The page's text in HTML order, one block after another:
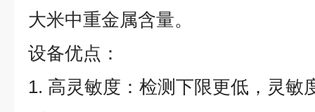
大米中重金属含量。
设备优点：
1. 高灵敏度：检测下限更低，灵敏